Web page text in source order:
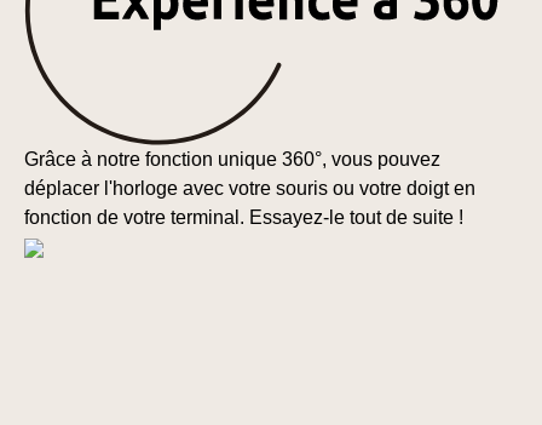
Grâce à notre fonction unique 360°, vous pouvez
déplacer l'horloge avec votre souris ou votre doigt en
fonction de votre terminal. Essayez-le tout de suite !